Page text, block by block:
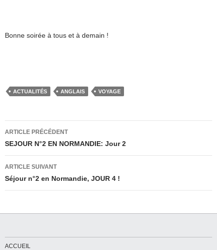
Bonne soirée à tous et à demain !
ACTUALITÉS ANGLAIS VOYAGE
Navigation
des
articles
ARTICLE PRÉCÉDENT
SEJOUR N°2 EN NORMANDIE: Jour 2
ARTICLE SUIVANT
Séjour n°2 en Normandie, JOUR 4 !
ACCUEIL